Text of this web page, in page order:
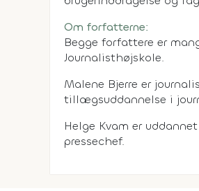
Om forfatterne:
Begge forfattere er
Journalisthøjskole.
Malene Bjerre er
tillægsuddannelse i
Helge Kvam er
pressechef.